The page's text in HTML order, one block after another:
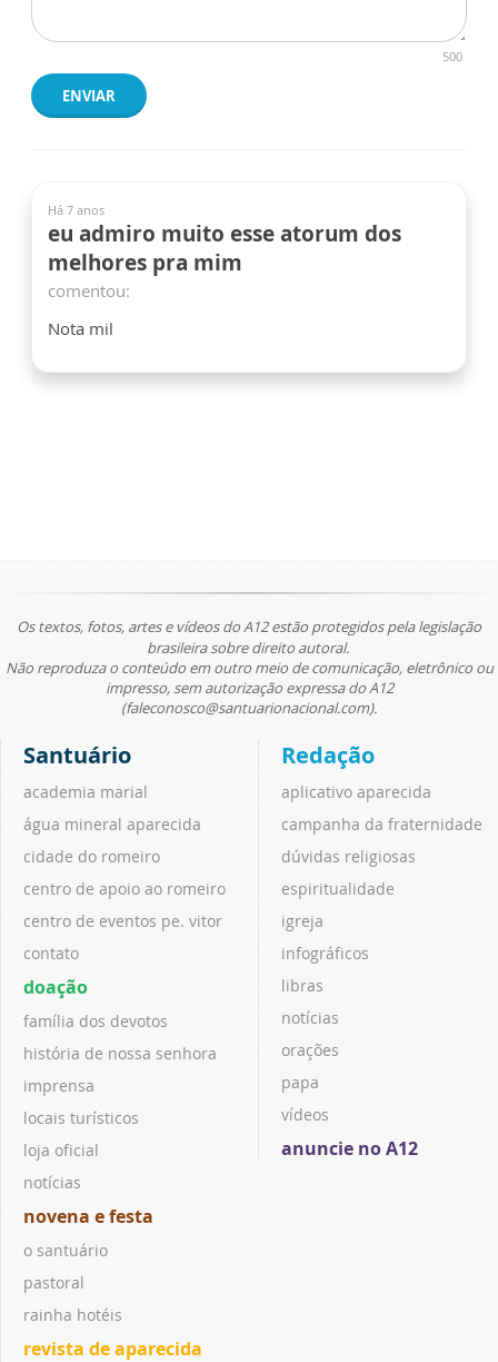
500
ENVIAR
Há 7 anos
eu admiro muito esse atorum dos
melhores pra mim
comentou:
Nota mil
Os textos, fotos, artes e vídeos do A12 estão protegidos pela legislação
brasileira sobre direito autoral.
Não reproduza o conteúdo em outro meio de comunicação, eletrônico ou
impresso, sem autorização expressa do A12
(faleconosco@santuarionacional.com).
Santuário
academia marial
água mineral aparecida
cidade do romeiro
centro de apoio ao romeiro
centro de eventos pe. vitor
contato
doação
família dos devotos
história de nossa senhora
imprensa
locais turísticos
loja oficial
notícias
novena e festa
o santuário
pastoral
rainha hotéis
revista de aparecida
Redação
aplicativo aparecida
campanha da fraternidade
dúvidas religiosas
espiritualidade
igreja
infográficos
libras
notícias
orações
papa
vídeos
anuncie no A12